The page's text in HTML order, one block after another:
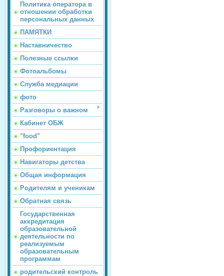
Политика оператора в
отношении обработки
персональных данных
ПАМЯТКИ
Наставничество
Полезные ссылки
Фотоальбомы
Служба медиации
фото
Разговоры о важном
Кабинет ОБЖ
"food"
Профориентация
Навигаторы детства
Общая информация
Родителям и ученикам
Обратная связь
Государственная
аккредитация
образовательной
деятельности по
реализуемым
образовательным
программам
родительский контроль